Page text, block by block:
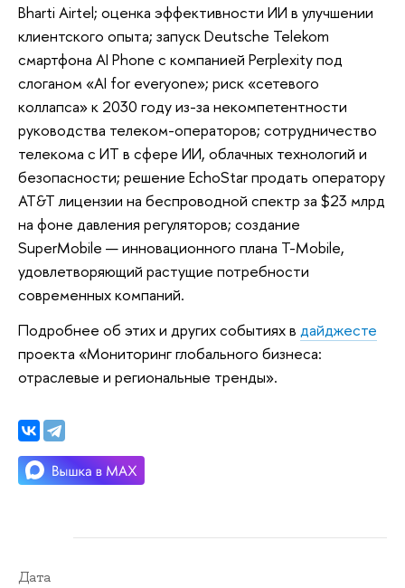
Bharti Airtel; оценка эффективности ИИ в улучшении
клиентского опыта; запуск Deutsche Telekom
смартфона AI Phone с компанией Perplexity под
слоганом «AI for everyone»; риск «сетевого
коллапса» к 2030 году из-за некомпетентности
руководства телеком-операторов; сотрудничество
телекома с ИТ в сфере ИИ, облачных технологий и
безопасности; решение EchoStar продать оператору
AT&T лицензии на беспроводной спектр за $23 млрд
на фоне давления регуляторов; создание
SuperMobile — инновационного плана T-Mobile,
удовлетворяющий растущие потребности
современных компаний.
Подробнее об этих и других событиях в дайджесте
проекта «Мониторинг глобального бизнеса:
отраслевые и региональные тренды».
Дата